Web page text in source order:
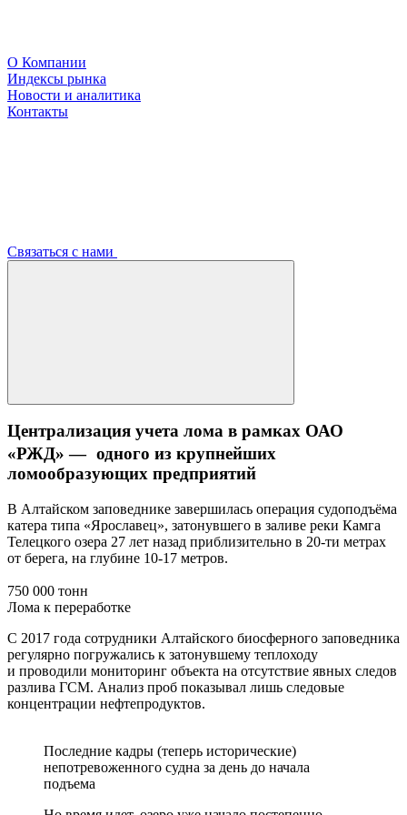
О Компании
Индексы рынка
Новости и аналитика
Контакты
Связаться с нами
Централизация учета лома в рамках ОАО
«РЖД» — одного из крупнейших
ломообразующих предприятий
В Алтайском заповеднике завершилась операция судоподъёма
катера типа «Ярославец», затонувшего в заливе реки Камга
Телецкого озера 27 лет назад приблизительно в 20-ти метрах
от берега, на глубине 10-17 метров.
750 000 тонн
Лома к переработке
С 2017 года сотрудники Алтайского биосферного заповедника
регулярно погружались к затонувшему теплоходу
и проводили мониторинг объекта на отсутствие явных следов
разлива ГСМ. Анализ проб показывал лишь следовые
концентрации нефтепродуктов.
Последние кадры (теперь исторические)
непотревоженного судна за день до начала
подъема